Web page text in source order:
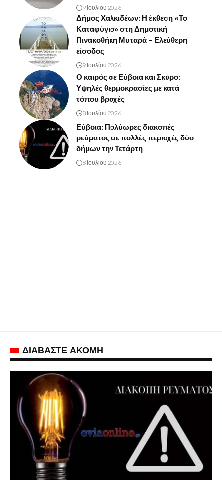
9 Ιουλίου 2026
Δήμος Χαλκιδέων: Η έκθεση «Το
Καταφύγιο» στη Δημοτική
Πινακοθήκη Μυταρά – Ελεύθερη
είσοδος
9 Ιουλίου 2026
Ο καιρός σε Εύβοια και Σκύρο:
Υψηλές θερμοκρασίες με κατά
τόπου βροχές
8 Ιουλίου 2026
Εύβοια: Πολύωρες διακοπές
ρεύματος σε πολλές περιοχές δύο
δήμων την Τετάρτη
8 Ιουλίου 2026
ΔΙΑΒΑΣΤΕ ΑΚΟΜΗ